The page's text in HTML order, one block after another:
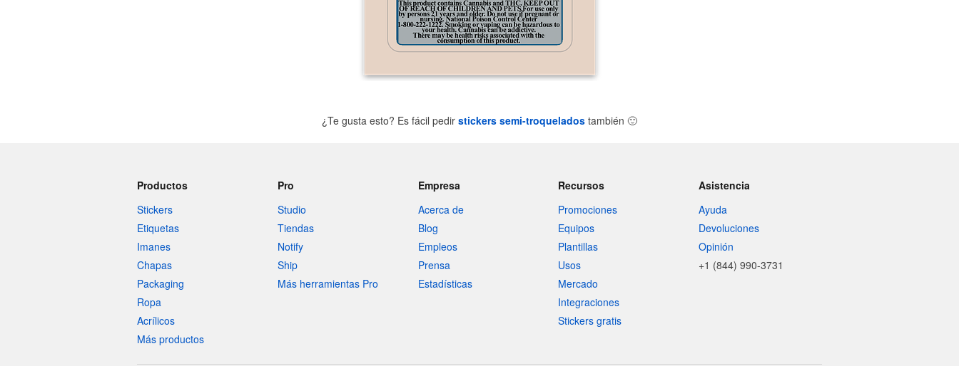
¿Te gusta esto? Es fácil pedir stickers semi-troquelados también 🙂
Productos
Stickers
Etiquetas
Imanes
Chapas
Packaging
Ropa
Acrílicos
Más productos
Pro
Studio
Tiendas
Notify
Ship
Más herramientas Pro
Empresa
Acerca de
Blog
Empleos
Prensa
Estadísticas
Recursos
Promociones
Equipos
Plantillas
Usos
Mercado
Integraciones
Stickers gratis
Asistencia
Ayuda
Devoluciones
Opinión
+1 (844) 990-3731